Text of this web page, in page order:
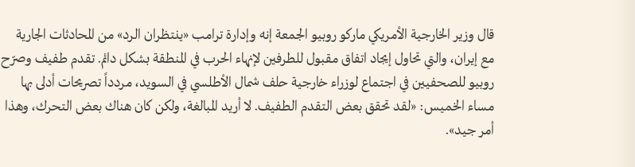
قال وزير الخارجية الأمريكي ماركو روبيو الجمعة إنه وإدارة ترامب «ينتظران الرد» من المحادثات الجارية
مع إيران، والتي تحاول إيجاد اتفاق مقبول للطرفين لإنهاء الحرب في المنطقة بشكل دائم. تقدم طفيف وصرّح
روبيو للصحفيين في اجتماع لوزراء خارجية حلف شمال الأطلسي في السويد، مردداً تصريحات أدلى بها
مساء الخميس: «لقد تحقق بعض التقدم الطفيف. لا أريد المبالغة، ولكن كان هناك بعض التحرك، وهذا
أمر جيد».